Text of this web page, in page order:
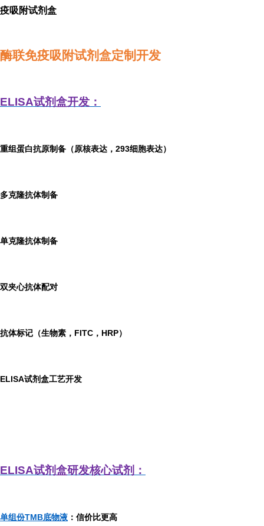
疫吸附试剂盒
酶联免疫吸附试剂盒定制开发
ELISA试剂盒开发：
重组蛋白抗原制备（原核表达，293细胞表达）
多克隆抗体制备
单克隆抗体制备
双夹心抗体配对
抗体标记（生物素，FITC，HRP）
ELISA试剂盒工艺开发
ELISA试剂盒研发核心试剂：
单组份TMB底物液 ：信价比更高